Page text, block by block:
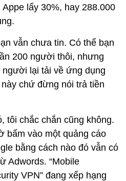
lấy 30%, hay 288.000
vẫn chưa tin. Có thể bạn
200 người thôi, nhưng
người lại tải về ứng dụng
chứ đừng nói trả tiền
tôi chắc chắn cũng không.
bấm vào một quảng cáo
bằng cách nào đó vẫn có
Adwords. “Mobile
VPN” đang xếp hạng